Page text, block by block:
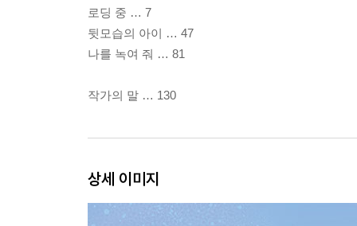
로딩 중 … 7
뒷모습의 아이 … 47
나를 녹여 줘 … 81
작가의 말 … 130
상세 이미지